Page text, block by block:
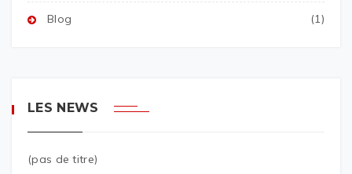
Blog (1)
LES NEWS
(pas de titre)